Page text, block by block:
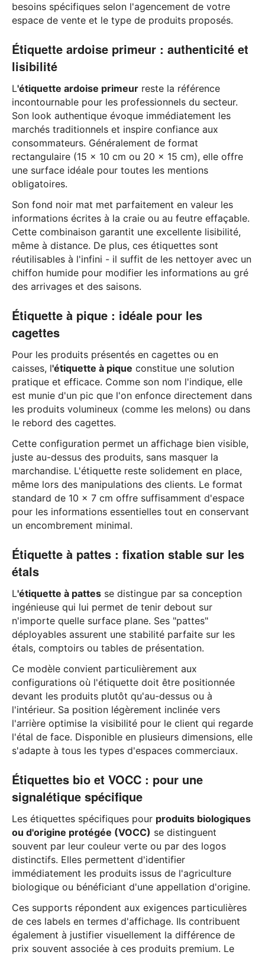
besoins spécifiques selon l'agencement de votre
espace de vente et le type de produits proposés.
Étiquette ardoise primeur : authenticité et
lisibilité
L'étiquette ardoise primeur reste la référence
incontournable pour les professionnels du secteur.
Son look authentique évoque immédiatement les
marchés traditionnels et inspire confiance aux
consommateurs. Généralement de format
rectangulaire (15 x 10 cm ou 20 x 15 cm), elle offre
une surface idéale pour toutes les mentions
obligatoires.
Son fond noir mat met parfaitement en valeur les
informations écrites à la craie ou au feutre effaçable.
Cette combinaison garantit une excellente lisibilité,
même à distance. De plus, ces étiquettes sont
réutilisables à l'infini - il suffit de les nettoyer avec un
chiffon humide pour modifier les informations au gré
des arrivages et des saisons.
Étiquette à pique : idéale pour les
cagettes
Pour les produits présentés en cagettes ou en
caisses, l'étiquette à pique constitue une solution
pratique et efficace. Comme son nom l'indique, elle
est munie d'un pic que l'on enfonce directement dans
les produits volumineux (comme les melons) ou dans
le rebord des cagettes.
Cette configuration permet un affichage bien visible,
juste au-dessus des produits, sans masquer la
marchandise. L'étiquette reste solidement en place,
même lors des manipulations des clients. Le format
standard de 10 x 7 cm offre suffisamment d'espace
pour les informations essentielles tout en conservant
un encombrement minimal.
Étiquette à pattes : fixation stable sur les
étals
L'étiquette à pattes se distingue par sa conception
ingénieuse qui lui permet de tenir debout sur
n'importe quelle surface plane. Ses "pattes"
déployables assurent une stabilité parfaite sur les
étals, comptoirs ou tables de présentation.
Ce modèle convient particulièrement aux
configurations où l'étiquette doit être positionnée
devant les produits plutôt qu'au-dessus ou à
l'intérieur. Sa position légèrement inclinée vers
l'arrière optimise la visibilité pour le client qui regarde
l'étal de face. Disponible en plusieurs dimensions, elle
s'adapte à tous les types d'espaces commerciaux.
Étiquettes bio et VOCC : pour une
signalétique spécifique
Les étiquettes spécifiques pour produits biologiques
ou d'origine protégée (VOCC) se distinguent
souvent par leur couleur verte ou par des logos
distinctifs. Elles permettent d'identifier
immédiatement les produits issus de l'agriculture
biologique ou bénéficiant d'une appellation d'origine.
Ces supports répondent aux exigences particulières
de ces labels en termes d'affichage. Ils contribuent
également à justifier visuellement la différence de
prix souvent associée à ces produits premium. Le